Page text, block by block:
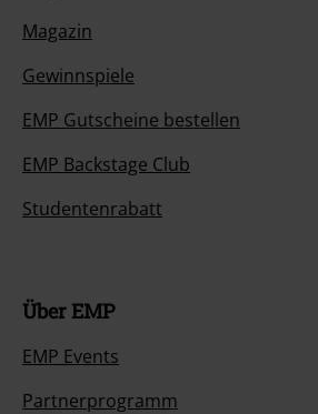
Magazin
Gewinnspiele
EMP Gutscheine bestellen
EMP Backstage Club
Studentenrabatt
Über EMP
EMP Events
Partnerprogramm